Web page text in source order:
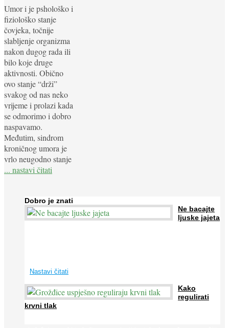
Umor i je pshološko i
fiziološko stanje
čovjeka, točnije
slabljenje organizma
nakon dugog rada ili
bilo koje druge
aktivnosti. Obično
ovo stanje “drži”
svakog od nas neko
vrijeme i prolazi kada
se odmorimo i dobro
naspavamo.
Međutim, sindrom
kroničnog umora je
vrlo neugodno stanje
... nastavi čitati
Dobro je znati
Ne bacajte
ljuske jajeta
Nastavi čitati
Kako
regulirati
krvni tlak